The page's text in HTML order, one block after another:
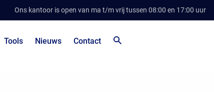
Ons kantoor is open van ma t/m vrij tussen 08:00 en 17:00 uur
Tools Nieuws Contact